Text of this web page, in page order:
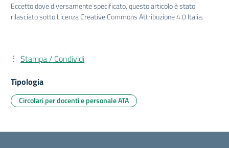
Eccetto dove diversamente specificato, questo articolo è stato
rilasciato sotto Licenza Creative Commons Attribuzione 4.0 Italia.
Stampa / Condividi
Tipologia
Circolari per docenti e personale ATA